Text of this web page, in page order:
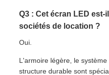
Q3 : Cet écran LED
sociétés de location ?
Oui.
L'armoire légère, le
structure durable sont